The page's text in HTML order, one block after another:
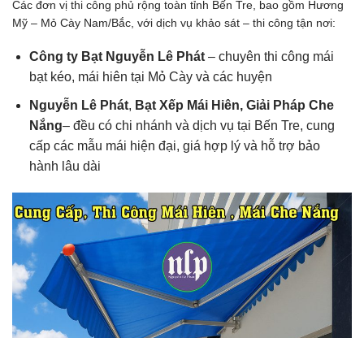
Các đơn vị thi công phủ rộng toàn tỉnh Bến Tre, bao gồm Hương
Mỹ – Mỏ Cày Nam/Bắc, với dịch vụ khảo sát – thi công tận nơi:
Công ty Bạt Nguyễn Lê Phát– chuyên thi công mái
bạt kéo, mái hiên tại Mỏ Cày và các huyện
Nguyễn Lê Phát, Bạt Xếp Mái Hiên, Giải Pháp Che
Nắng– đều có chi nhánh và dịch vụ tại Bến Tre, cung
cấp các mẫu mái hiện đại, giá hợp lý và hỗ trợ bảo
hành lâu dài